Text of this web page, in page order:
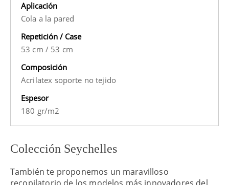
Aplicación
Cola a la pared
Repetición / Case
53 cm / 53 cm
Composición
Acrilatex soporte no tejido
Espesor
180 gr/m2
Colección Seychelles
También te proponemos un maravilloso